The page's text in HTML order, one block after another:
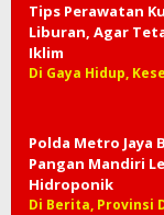
Tips Perawatan
Liburan, Agar
Iklim
Di Gaya Hidup,
Polda Metro Jaya
Pangan Mandiri
Hidroponik
Di Berita, Provinsi